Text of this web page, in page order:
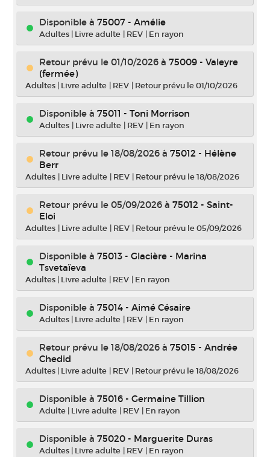
Disponible à 75007 - Amélie
Adultes | Livre adulte | REV | En rayon
Retour prévu le 01/10/2026 à 75009 - Valeyre
(fermée)
Adultes | Livre adulte | REV | Retour prévu le 01/10/2026
Disponible à 75011 - Toni Morrison
Adultes | Livre adulte | REV | En rayon
Retour prévu le 18/08/2026 à 75012 - Hélène
Berr
Adultes | Livre adulte | REV | Retour prévu le 18/08/2026
Retour prévu le 05/09/2026 à 75012 - Saint-
Eloi
Adultes | Livre adulte | REV | Retour prévu le 05/09/2026
Disponible à 75013 - Glacière - Marina
Tsvetaïeva
Adultes | Livre adulte | REV | En rayon
Disponible à 75014 - Aimé Césaire
Adultes | Livre adulte | REV | En rayon
Retour prévu le 18/08/2026 à 75015 - Andrée
Chedid
Adultes | Livre adulte | REV | Retour prévu le 18/08/2026
Disponible à 75016 - Germaine Tillion
Adulte | Livre adulte | REV | En rayon
Disponible à 75020 - Marguerite Duras
Adultes | Livre adulte | REV | En rayon